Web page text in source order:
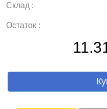
Склад :
Остаток :